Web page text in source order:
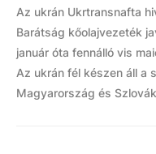
Az ukrán Ukrtransnafta
Barátság kőolajvezeték
január óta fennálló vis
Az ukrán fél készen áll a
Magyarország és